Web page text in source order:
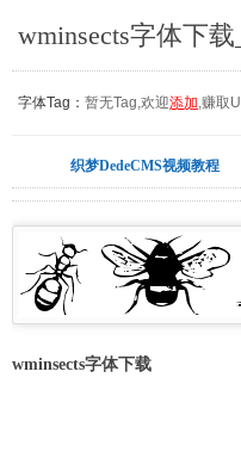
wminsects字体下
字体Tag： 暂无Tag,欢迎添加,赚取
织梦DedeCMS视频教程
wminsects字体下载